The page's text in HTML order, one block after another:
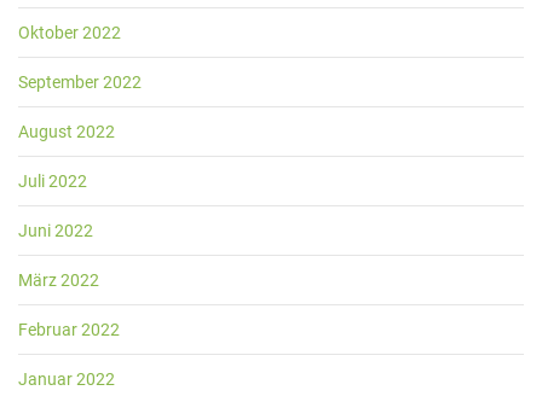
Oktober 2022
September 2022
August 2022
Juli 2022
Juni 2022
März 2022
Februar 2022
Januar 2022